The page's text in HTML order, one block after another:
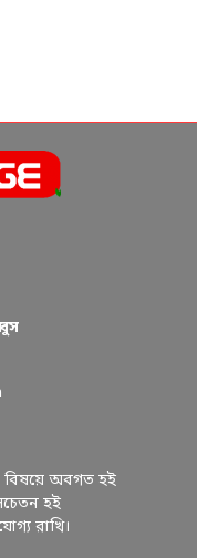
বিষয়ে অবগত হই
হই
রাখি।